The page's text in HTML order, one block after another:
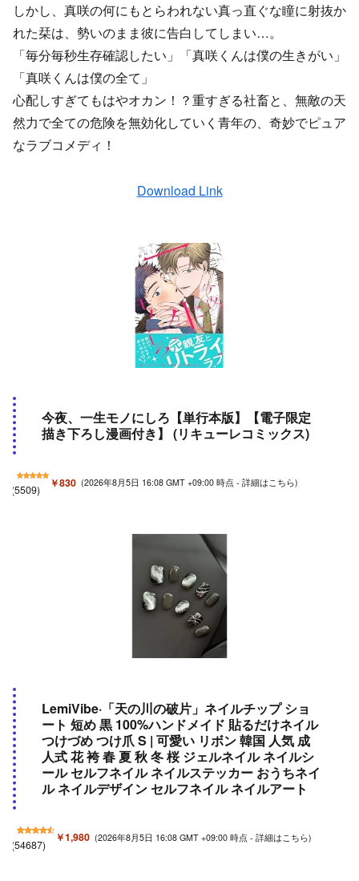
しかし、真咲の何にもとらわれない真っ直ぐな瞳に射抜か
れた栞は、勢いのまま彼に告白してしまい…。
「毎分毎秒生存確認したい」「真咲くんは僕の生きがい」
「真咲くんは僕の全て」
心配しすぎてもはやオカン！？重すぎる社畜と、無敵の天
然力で全ての危険を無効化していく青年の、奇妙でピュア
なラブコメディ！
Download Link
今夜、一生モノにしろ【単行本版】【電子限定
描き下ろし漫画付き】 (リキューレコミックス)
(5509)
￥830 (2026年8月5日 16:08 GMT +09:00 時点 -詳細はこちら)
LemiVibe·「天の川の破片」ネイルチップ ショ
ート 短め 黒 100%ハンドメイド 貼るだけネイル
つけづめ つけ爪 S | 可愛い リボン 韓国 人気 成
人式 花 袴 春 夏 秋 冬 桜 ジェルネイル ネイルシ
ール セルフネイル ネイルステッカー おうちネイ
ル ネイルデザイン セルフネイル ネイルアート
(54687)
￥1,980 (2026年8月5日 16:08 GMT +09:00 時点 -詳細はこちら)